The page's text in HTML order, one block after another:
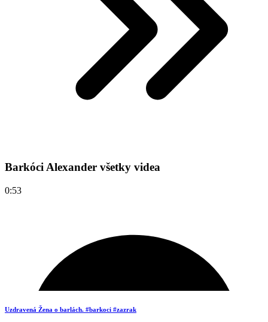
Barkóci Alexander všetky videa
0:53
Uzdravená Žena o barlách. #barkoci #zazrak